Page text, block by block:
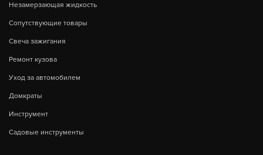
Незамерзающая жидкость
Сопутствующие товары
Свеча зажигания
Ремонт кузова
Уход за автомобилем
Домкраты
Инструмент
Садовые инструменты